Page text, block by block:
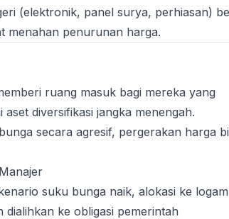
(elektronik, panel surya, perhiasan)
menahan penurunan harga.
ruang masuk bagi mereka yang
diversifikasi jangka menengah.
secara agresif, pergerakan harga
suku bunga naik, alokasi ke logam
ke obligasi pemerintah